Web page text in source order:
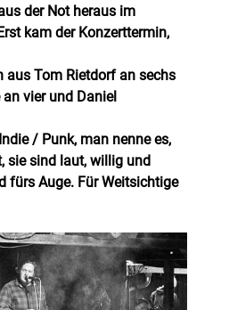
der Not heraus im
kam der Konzerttermin,
Tom Rietdorf an sechs
vier und Daniel
/ Punk, man nenne es,
sie sind laut, willig und
fürs Auge. Für Weitsichtige